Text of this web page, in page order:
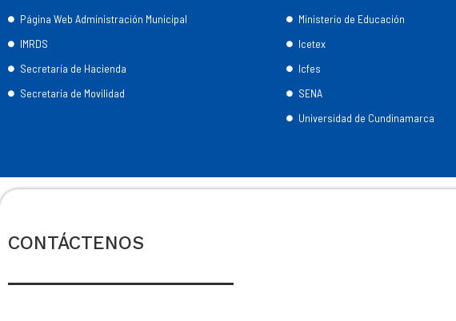
Página Web Administración Municipal
IMRDS
Secretaría de Hacienda
Secretaría de Movilidad
Ministerio de Educación
Icetex
Icfes
SENA
Universidad de Cundinamarca
CONTÁCTENOS